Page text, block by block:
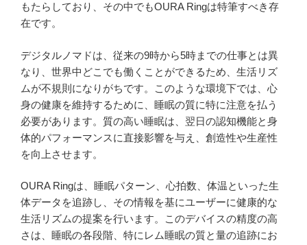
もたらしており、その中でもOURA Ringは特筆すべき存
在です。
デジタルノマドは、従来の9時から5時までの仕事とは異
なり、世界中どこでも働くことができるため、生活リズ
ムが不規則になりがちです。このような環境下では、心
身の健康を維持するために、睡眠の質に特に注意を払う
必要があります。質の高い睡眠は、翌日の認知機能と身
体的パフォーマンスに直接影響を与え、創造性や生産性
を向上させます。
OURA Ringは、睡眠パターン、心拍数、体温といった生
体データを追跡し、その情報を基にユーザーに健康的な
生活リズムの提案を行います。このデバイスの精度の高
さは、睡眠の各段階、特にレム睡眠の質と量の追跡にお